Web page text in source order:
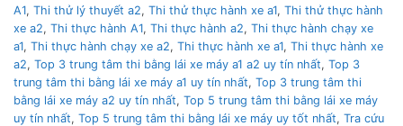
A1, Thi thử lý thuyết a2, Thi thử thực hành xe a1, Thi thử thực hành
xe a2, Thi thực hành A1, Thi thực hành a2, Thi thực hành chạy xe
a1, Thi thực hành chạy xe a2, Thi thực hành xe a1, Thi thực hành xe
a2, Top 3 trung tâm thi bằng lái xe máy a1 a2 uy tín nhất, Top 3
trung tâm thi bằng lái xe máy a1 uy tín nhất, Top 3 trung tâm thi
bằng lái xe máy a2 uy tín nhất, Top 5 trung tâm thi bằng lái xe máy
uy tín nhất, Top 5 trung tâm thi bằng lái xe máy uy tốt nhất, Tra cứu